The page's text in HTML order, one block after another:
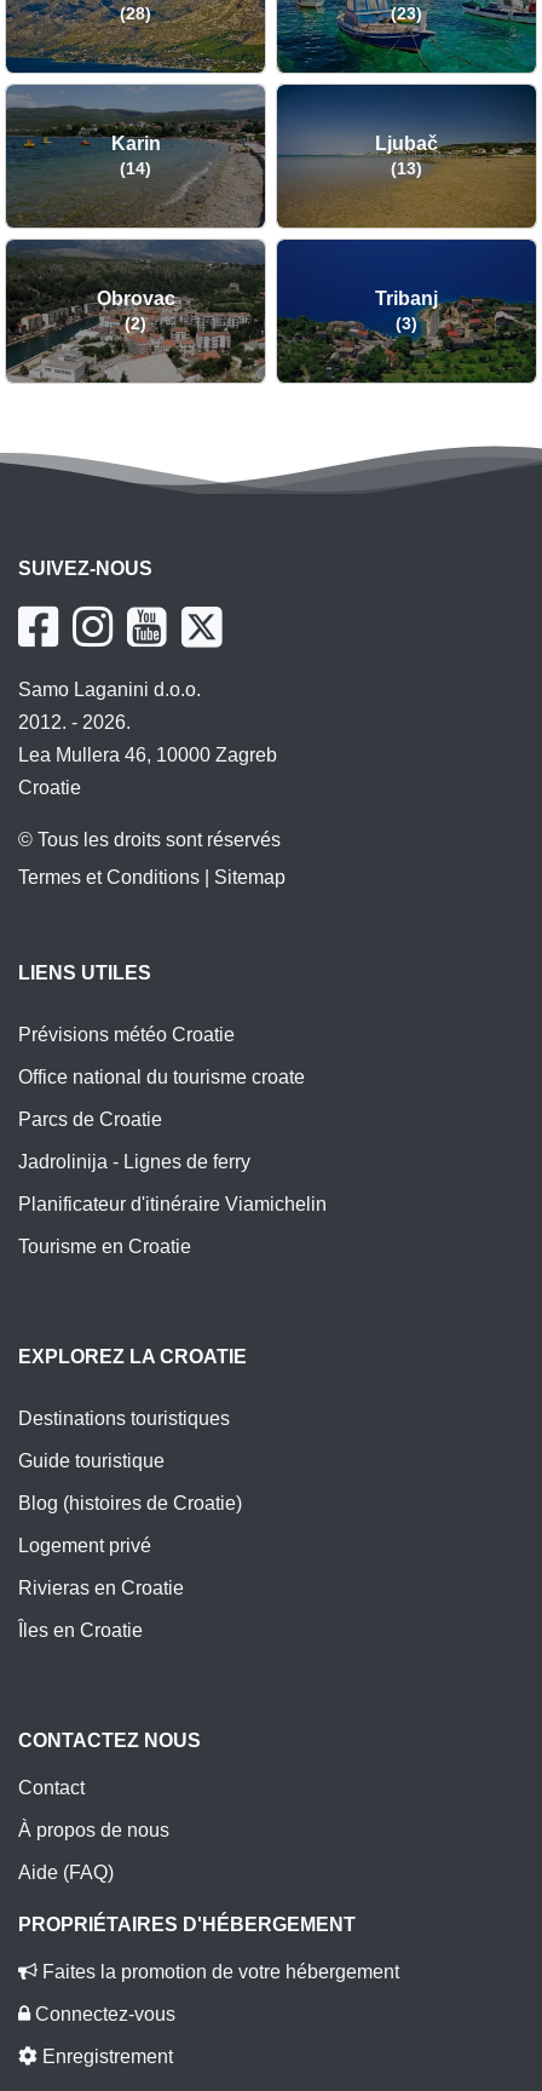
(28) (23)
Karin
(14)
Ljubač
(13)
Obrovac
(2)
Tribanj
(3)
SUIVEZ-NOUS
Samo Laganini d.o.o.
2012. - 2026.
Lea Mullera 46, 10000 Zagreb
Croatie
© Tous les droits sont réservés
Termes et Conditions
Sitemap
LIENS UTILES
Prévisions météo Croatie
Office national du tourisme croate
Parcs de Croatie
Jadrolinija - Lignes de ferry
Planificateur d'itinéraire Viamichelin
Tourisme en Croatie
EXPLOREZ LA CROATIE
Destinations touristiques
Guide touristique
Blog (histoires de Croatie)
Logement privé
Rivieras en Croatie
Îles en Croatie
CONTACTEZ NOUS
Contact
À propos de nous
Aide (FAQ)
PROPRIÉTAIRES D'HÉBERGEMENT
Faites la promotion de votre hébergement
Connectez-vous
Enregistrement